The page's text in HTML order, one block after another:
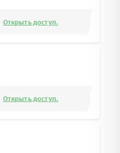
Открыть доступ.
Открыть доступ.